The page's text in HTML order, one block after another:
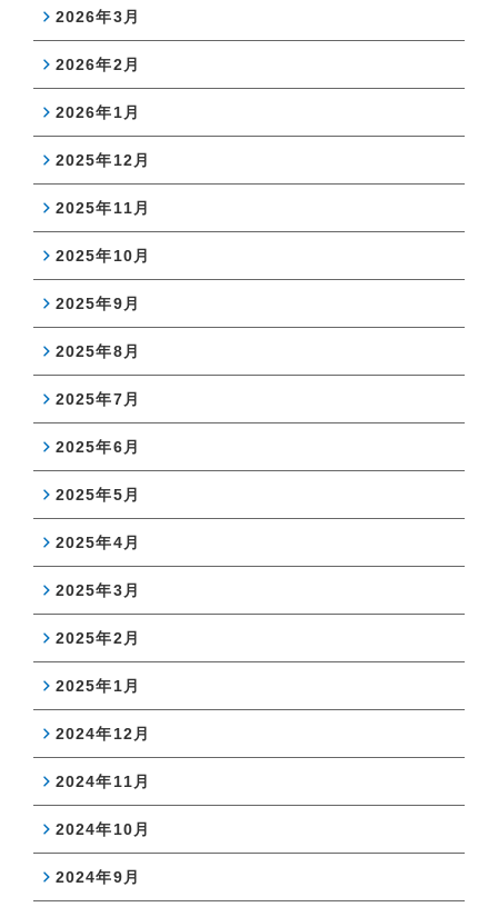
2026年3月
2026年2月
2026年1月
2025年12月
2025年11月
2025年10月
2025年9月
2025年8月
2025年7月
2025年6月
2025年5月
2025年4月
2025年3月
2025年2月
2025年1月
2024年12月
2024年11月
2024年10月
2024年9月